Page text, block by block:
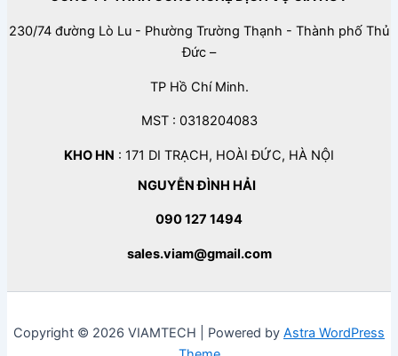
230/74 đường Lò Lu - Phường Trường Thạnh - Thành phố Thủ
Đức –
TP Hồ Chí Minh.
MST : 0318204083
KHO HN : 171 DI TRẠCH, HOÀI ĐỨC, HÀ NỘI
NGUYỄN ĐÌNH HẢI
090 127 1494
sales.viam@gmail.com
Copyright © 2026 VIAMTECH | Powered by Astra WordPress